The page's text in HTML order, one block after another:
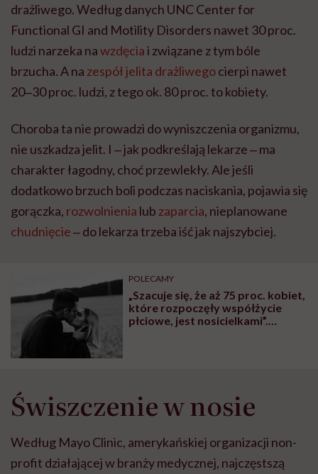
drażliwego. Według danych UNC Center for
Functional GI and Motility Disorders nawet 30 proc.
ludzi narzeka nawzdęciai związane z tym bóle
brzucha. A na zespół jelita drażliwegocierpi nawet
20‒30 proc. ludzi, z tego ok. 80 proc. to kobiety.
Choroba ta nie prowadzi do wyniszczenia organizmu,
nie uszkadza jelit. I ‒ jak podkreślają lekarze ‒ ma
charakter łagodny, choć przewlekły. Ale jeśli
dodatkowo brzuch boli podczas naciskania, pojawia się
gorączka, rozwolnienia lub zaparcia, nieplanowane
chudnięcie‒ do lekarza trzeba iść jak najszybciej.
POLECAMY
„Szacuje się, że aż 75 proc. kobiet,
które rozpoczęły współżycie
płciowe, jest nosicielkami”.
Świszczenie w nosie
Według Mayo Clinic, amerykańskiej organizacji non-
profit działającej w branży medycznej, najczęstszą